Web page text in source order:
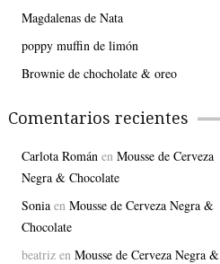
Magdalenas de Nata
poppy muffin de limón
Brownie de chocholate & oreo
Comentarios recientes
Carlota Román en Mousse de Cerveza
Negra & Chocolate
Sonia en Mousse de Cerveza Negra &
Chocolate
beatriz en Mousse de Cerveza Negra &